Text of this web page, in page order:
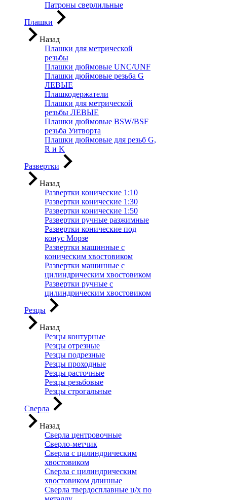
Патроны сверлильные
Плашки
Назад
Плашки для метрической
резьбы
Плашки дюймовые UNC/UNF
Плашки дюймовые резьба G
ЛЕВЫЕ
Плашкодержатели
Плашки для метрической
резьбы ЛЕВЫЕ
Плашки дюймовые BSW/BSF
резьба Уитворта
Плашки дюймовые для резьб G,
R и K
Развертки
Назад
Развертки конические 1:10
Развертки конические 1:30
Развертки конические 1:50
Развертки ручные разжимные
Развертки конические под
конус Морзе
Развертки машинные с
коническим хвостовиком
Развертки машинные с
цилиндрическим хвостовиком
Развертки ручные с
цилиндрическим хвостовиком
Резцы
Назад
Резцы контурные
Резцы отрезные
Резцы подрезные
Резцы проходные
Резцы расточные
Резцы резьбовые
Резцы строгальные
Сверла
Назад
Сверла центровочные
Сверло-метчик
Сверла с цилиндрическим
хвостовиком
Сверла с цилиндрическим
хвостовиком длинные
Сверла твердосплавные ц/х по